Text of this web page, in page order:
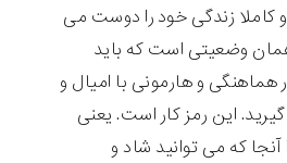
کاملا زندگی خود را دوست می
وضعیتی است که باید
هماهنگی و هارمونی با امیال و
گیرید. این رمز کار است. یعنی
که می توانید شاد و